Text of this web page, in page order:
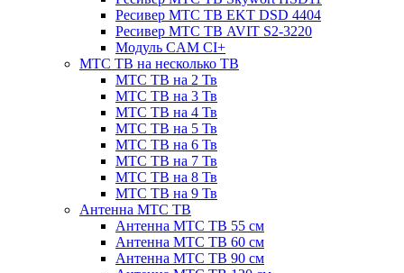
Ресивер МТС ТВ EKT DSD 4404
Ресивер МТС ТВ AVIT S2-3220
Модуль CAM CI+
МТС ТВ на несколько ТВ
МТС ТВ на 2 Тв
МТС ТВ на 3 Тв
МТС ТВ на 4 Тв
МТС ТВ на 5 Тв
МТС ТВ на 6 Тв
МТС ТВ на 7 Тв
МТС ТВ на 8 Тв
МТС ТВ на 9 Тв
Антенна МТС ТВ
Антенна МТС ТВ 55 см
Антенна МТС ТВ 60 см
Антенна МТС ТВ 90 см